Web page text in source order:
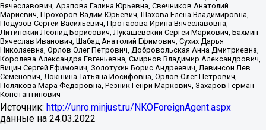
Вячеславович, Арапова Галина Юрьевна, Свечников Анатолий
Мариевич, Прохоров Вадим Юрьевич, Шахова Елена Владимировна,
Подузов Сергей Васильевич, Протасова Ирина Вячеславовна,
Литинский Леонид Борисович, Лукашевский Сергей Маркович, Бахмин
Вячеслав Иванович, Шабад Анатолий Ефимович, Сухих Дарья
Николаевна, Орлов Олег Петрович, Добровольская Анна Дмитриевна,
Королева Александра Евгеньевна, Смирнов Владимир Александрович,
Вицин Сергей Ефимович, Золотухин Борис Андреевич, Левинсон Лев
Семенович, Локшина Татьяна Иосифовна, Орлов Олег Петрович,
Полякова Мара Федоровна, Резник Генри Маркович, Захаров Герман
Константинович
Источник: http://unro.minjust.ru/NKOForeignAgent.aspx
данные на 24.03.2022